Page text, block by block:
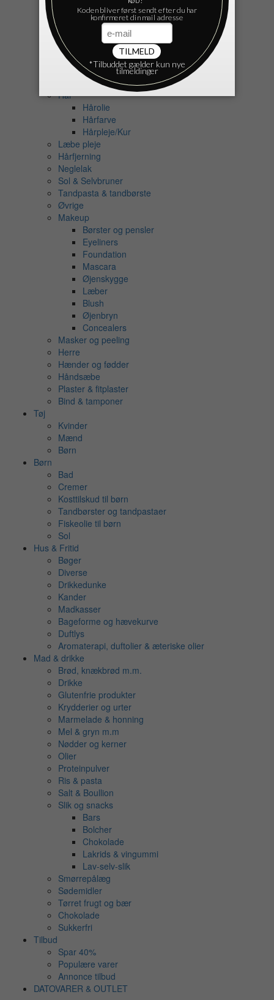
Cremer
Ansigt
Fodcreme
Håndcreme
Krop
Ansigtspleje
Deodorant
Hår
Hårolie
Hårfarve
Hårpleje/Kur
Læbe pleje
Hårfjerning
Neglelak
Sol & Selvbruner
Tandpasta & tandbørste
Øvrige
Makeup
Børster og pensler
Eyeliners
Foundation
Mascara
Øjenskygge
Læber
Blush
Øjenbryn
Concealers
Masker og peeling
Herre
Hænder og fødder
Håndsæbe
Plaster & fitplaster
Bind & tamponer
Tøj
Kvinder
Mænd
Børn
Børn
Bad
Cremer
Kosttilskud til børn
Tandbørster og tandpastaer
Fiskeolie til børn
Sol
Hus & Fritid
Bøger
Diverse
Drikkedunke
Kander
Madkasser
Bageforme og hævekurve
Duftlys
Aromaterapi, duftolier & æteriske olier
Mad & drikke
Brød, knækbrød m.m.
Drikke
Glutenfrie produkter
Krydderier og urter
Marmelade & honning
Mel & gryn m.m
Nødder og kerner
Olier
Proteinpulver
Ris & pasta
Salt & Boullion
Slik og snacks
Bars
Bolcher
Chokolade
Lakrids & vingummi
Lav-selv-slik
Smørrepålæg
Sødemidler
Tørret frugt og bær
Chokolade
Sukkerfri
Tilbud
Spar 40%
Populære varer
Annonce tilbud
DATOVARER & OUTLET